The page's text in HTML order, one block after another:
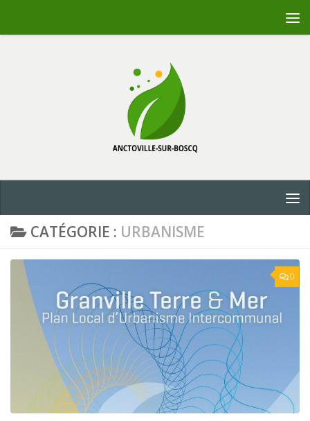
CATÉGORIE : URBANISME
0